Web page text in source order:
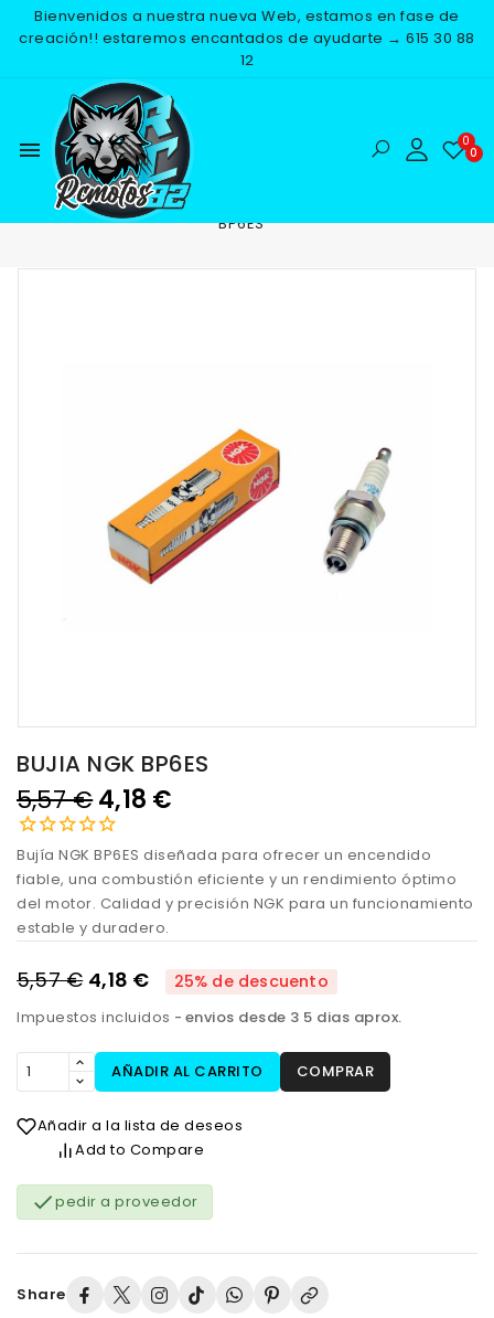
Bienvenidos a nuestra nueva Web, estamos en fase de
creación!! estaremos encantados de ayudarte → 615 30 88
12
menu
Inicio RECAMBIOS
BP6ES
BUJIA NGK BP6ES
5,57 €4,18 €
Bujía NGK BP6ES diseñada para ofrecer un encendido
fiable, una combustión eficiente y un rendimiento óptimo
del motor. Calidad y precisión NGK para un funcionamiento
estable y duradero.
5,57 € 4,18 € 25% de descuento
Impuestos incluidos envios desde 3 5 dias aprox.
AÑADIR AL CARRITO COMPRAR
Añadir a la lista de deseos
Add to Compare
pedir a proveedor
Share